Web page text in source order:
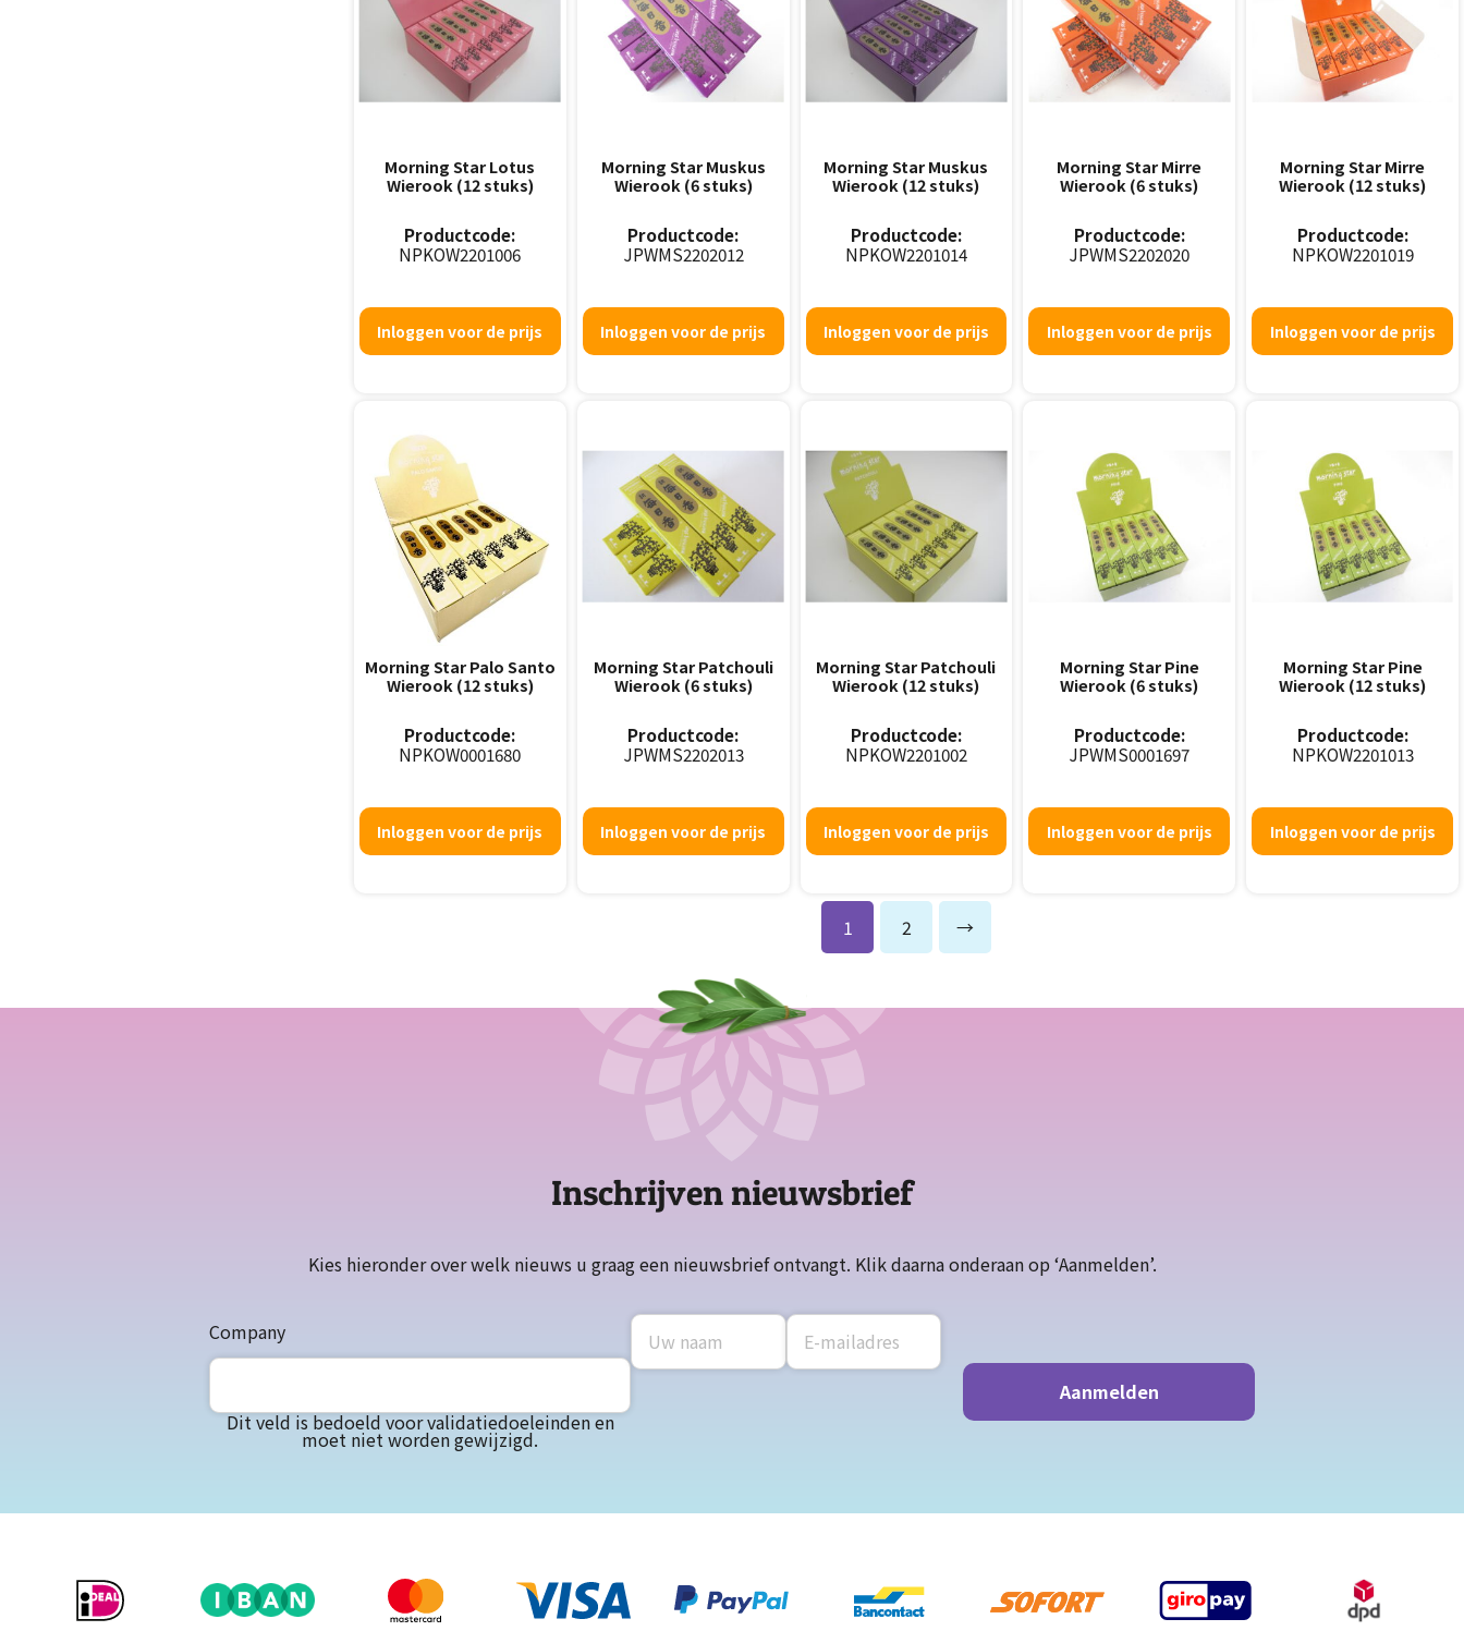
Morning Star Lotus
Wierook (12 stuks)
Productcode:
NPKOW2201006
Inloggen voor de prijs
Morning Star Muskus
Wierook (6 stuks)
Productcode:
JPWMS2202012
Inloggen voor de prijs
Morning Star Muskus
Wierook (12 stuks)
Productcode:
NPKOW2201014
Inloggen voor de prijs
Morning Star Mirre
Wierook (6 stuks)
Productcode:
JPWMS2202020
Inloggen voor de prijs
Morning Star Mirre
Wierook (12 stuks)
Productcode:
NPKOW2201019
Inloggen voor de prijs
Morning Star Palo Santo
Wierook (12 stuks)
Productcode:
NPKOW0001680
Inloggen voor de prijs
Morning Star Patchouli
Wierook (6 stuks)
Productcode:
JPWMS2202013
Inloggen voor de prijs
Morning Star Patchouli
Wierook (12 stuks)
Productcode:
NPKOW2201002
Inloggen voor de prijs
Morning Star Pine
Wierook (6 stuks)
Productcode:
JPWMS0001697
Inloggen voor de prijs
Morning Star Pine
Wierook (12 stuks)
Productcode:
NPKOW2201013
Inloggen voor de prijs
1 2 →
Inschrijven nieuwsbrief
Kies hieronder over welk nieuws u graag een nieuwsbrief ontvangt. Klik daarna onderaan op ‘Aanmelden’.
Company
Dit veld is bedoeld voor validatiedoeleinden en
moet niet worden gewijzigd.
Aanmelden